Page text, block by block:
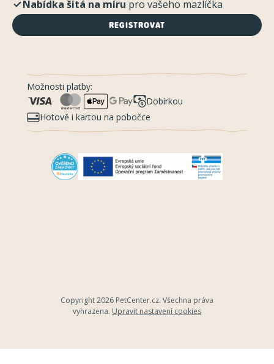
Nabídka šitá na míru pro vašeho mazlíčka
REGISTROVAT
Možnosti platby:
Dobírkou
Hotově i kartou na pobočce
Copyright 2026 PetCenter.cz. Všechna práva
vyhrazena. Upravit nastavení cookies